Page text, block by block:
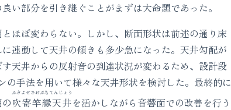
い部分を引き継ぐことがまずは大命題であった。
ほぼ変わらない。しかし、断面形状は前述の通り床
連動して天井の傾きも多少急になった。天井勾配が
天井からの反射音の到達状況が変わるため、設計段
の手法を用いて様々な天井形状を検討した。最終的に
吹寄竿縁天井
ふきよせさおぶちてんじょう
を活かしながら音響面での改善を行う